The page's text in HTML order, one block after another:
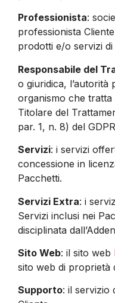
Professionista:
professionista
prodotti e/o servizi di
Responsabile del
o giuridica,
organismo che
Titolare del
par. 1, n. 8) del
Servizi: i servizi
concessione in
Pacchetti.
Servizi Extra: i
Servizi inclusi nei
disciplinata
Sito Web: il sito web
sito web di proprietà
Supporto: il servizio